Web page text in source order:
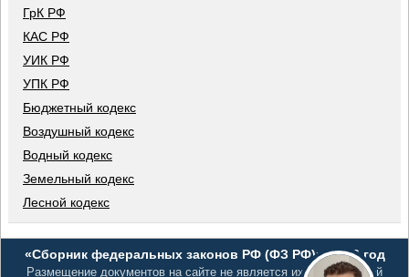
ГрК РФ
КАС РФ
УИК РФ
УПК РФ
Бюджетный кодекс
Воздушный кодекс
Водный кодекс
Земельный кодекс
Лесной кодекс
«Сборник федеральных законов РФ (ФЗ РФ)», 2026 год
Размещение документов на сайте не является их официальной